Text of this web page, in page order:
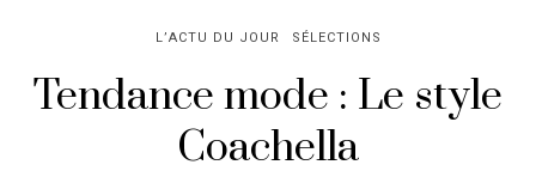
L’ACTU DU JOUR SÉLECTIONS
Tendance mode : Le style
Coachella